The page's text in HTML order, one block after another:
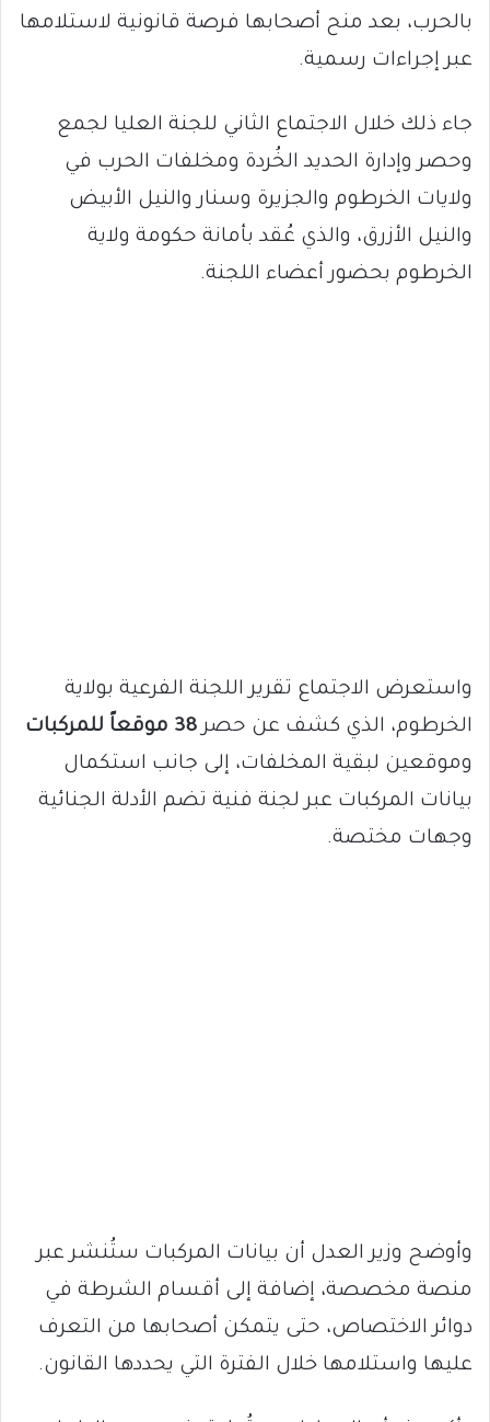
بالحرب، بعد منح أصحابها فرصة قانونية لاستلامها
عبر إجراءات رسمية.
جاء ذلك خلال الاجتماع الثاني للجنة العليا لجمع
وحصر وإدارة الحديد الخُردة ومخلفات الحرب في
ولايات الخرطوم والجزيرة وسنار والنيل الأبيض
والنيل الأزرق، والذي عُقد بأمانة حكومة ولاية
الخرطوم بحضور أعضاء اللجنة.
واستعرض الاجتماع تقرير اللجنة الفرعية بولاية
الخرطوم، الذي كشف عن حصر38 موقعاً للمركبات
وموقعين لبقية المخلفات، إلى جانب استكمال
بيانات المركبات عبر لجنة فنية تضم الأدلة الجنائية
وجهات مختصة.
وأوضح وزير العدل أن بيانات المركبات ستُنشر عبر
منصة مخصصة، إضافة إلى أقسام الشرطة في
دوائر الاختصاص، حتى يتمكن أصحابها من التعرف
عليها واستلامها خلال الفترة التي يحددها القانون.